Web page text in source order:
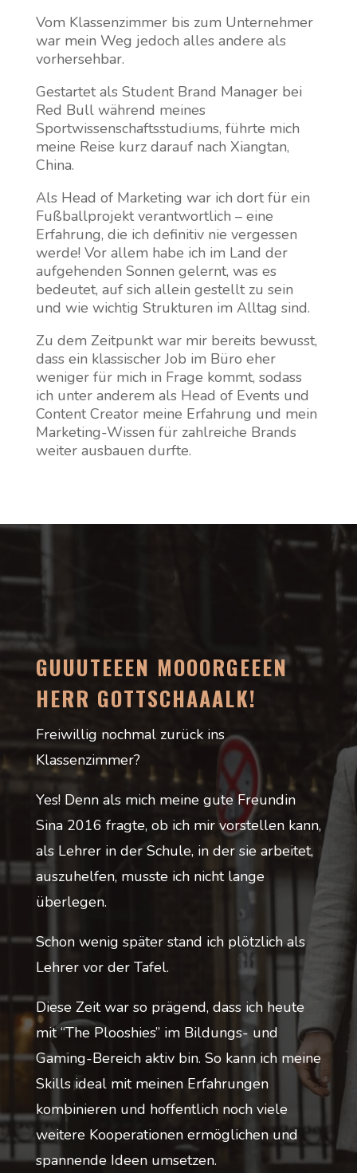
Vom Klassenzimmer bis zum Unternehmer
war mein Weg jedoch alles andere als
vorhersehbar.
Gestartet als Student Brand Manager bei
Red Bull während meines
Sportwissenschaftsstudiums, führte mich
meine Reise kurz darauf nach Xiangtan,
China.
Als Head of Marketing war ich dort für ein
Fußballprojekt verantwortlich – eine
Erfahrung, die ich definitiv nie vergessen
werde! Vor allem habe ich im Land der
aufgehenden Sonnen gelernt, was es
bedeutet, auf sich allein gestellt zu sein
und wie wichtig Strukturen im Alltag sind.
Zu dem Zeitpunkt war mir bereits bewusst,
dass ein klassischer Job im Büro eher
weniger für mich in Frage kommt, sodass
ich unter anderem als Head of Events und
Content Creator meine Erfahrung und mein
Marketing-Wissen für zahlreiche Brands
weiter ausbauen durfte.
GUUUTEEEN MOOORGEEEN
HERR GOTTSCHAAALK!
Freiwillig nochmal zurück ins
Klassenzimmer?
Yes! Denn als mich meine gute Freundin
Sina 2016 fragte, ob ich mir vorstellen kann,
als Lehrer in der Schule, in der sie arbeitet,
auszuhelfen, musste ich nicht lange
überlegen.
Schon wenig später stand ich plötzlich als
Lehrer vor der Tafel.
Diese Zeit war so prägend, dass ich heute
mit “The Plooshies” im Bildungs- und
Gaming-Bereich aktiv bin. So kann ich meine
Skills ideal mit meinen Erfahrungen
kombinieren und hoffentlich noch viele
weitere Kooperationen ermöglichen und
spannende Ideen umsetzen.